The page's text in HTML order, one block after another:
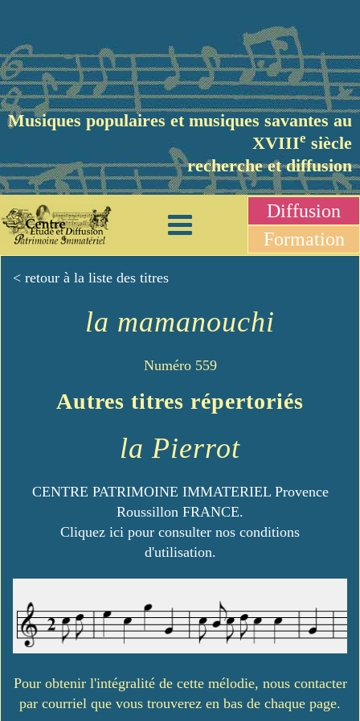
Musiques populaires et musiques savantes au
XVIIIe siècle
recherche et diffusion
Diffusion
Formation
< retour à la liste des titres
la mamanouchi
Numéro 559
Autres titres répertoriés
la Pierrot
CENTRE PATRIMOINE IMMATERIEL Provence
Roussillon FRANCE.
Cliquez ici pour consulter nos conditions
d'utilisation.
Pour obtenir l'intégralité de cette mélodie, nous contacter
par courriel que vous trouverez en bas de chaque page.